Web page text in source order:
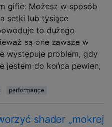
gifie: Możesz w sposób
setki lub tysiące
to dużego
są one zawsze w
występuje problem, gdy
jestem do końca pewien,
performance
shader „mokrej